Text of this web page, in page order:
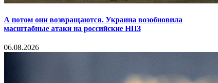
А потом они возвращаются. Украина возобновила
масштабные атаки на российские НПЗ
06.08.2026